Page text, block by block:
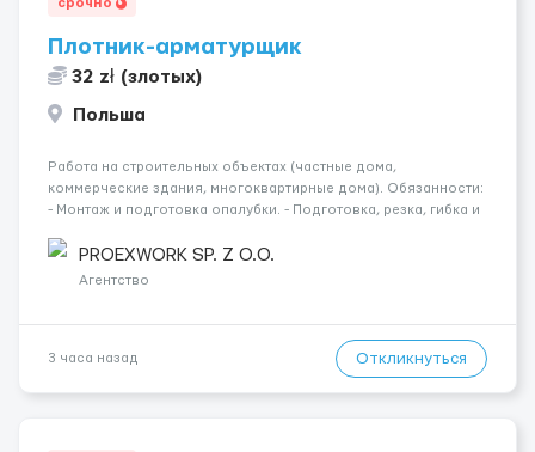
срочно
Плотник-арматурщик
32 zł (злотых)
Польша
Работа на строительных объектах (частные дома,
коммерческие здания, многоквартирные дома). Обязанности:
- Монтаж и подготовка опалубки. - Подготовка, резка, гибка и
Связка арматурных стержней. - Заливка бетона. - Демонтаж
опалубки после за...
PROEXWORK SP. Z O.O.
Агентство
3 часа назад Откликнуться